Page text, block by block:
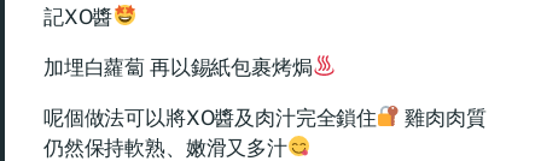
記XO醬
加埋白蘿蔔 再以錫紙包裹烤焗
呢個做法可以將XO醬及肉汁完全鎖住
雞肉肉質
仍然保持軟熟、嫩滑又多汁